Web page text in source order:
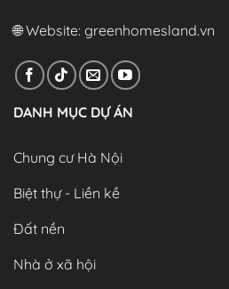
🌐 Website: greenhomesland.vn
DANH MỤC DỰ ÁN
Chung cư Hà Nội
Biệt thự - Liền kề
Đất nền
Nhà ở xã hội